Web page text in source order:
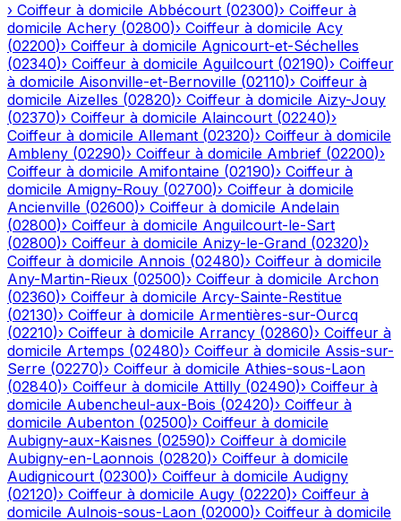
› Coiffeur à domicile Abbécourt (02300)› Coiffeur à
domicile Achery (02800)› Coiffeur à domicile Acy
(02200)› Coiffeur à domicile Agnicourt-et-Séchelles
(02340)› Coiffeur à domicile Aguilcourt (02190)› Coiffeur
à domicile Aisonville-et-Bernoville (02110)› Coiffeur à
domicile Aizelles (02820)› Coiffeur à domicile Aizy-Jouy
(02370)› Coiffeur à domicile Alaincourt (02240)›
Coiffeur à domicile Allemant (02320)› Coiffeur à domicile
Ambleny (02290)› Coiffeur à domicile Ambrief (02200)›
Coiffeur à domicile Amifontaine (02190)› Coiffeur à
domicile Amigny-Rouy (02700)› Coiffeur à domicile
Ancienville (02600)› Coiffeur à domicile Andelain
(02800)› Coiffeur à domicile Anguilcourt-le-Sart
(02800)› Coiffeur à domicile Anizy-le-Grand (02320)›
Coiffeur à domicile Annois (02480)› Coiffeur à domicile
Any-Martin-Rieux (02500)› Coiffeur à domicile Archon
(02360)› Coiffeur à domicile Arcy-Sainte-Restitue
(02130)› Coiffeur à domicile Armentières-sur-Ourcq
(02210)› Coiffeur à domicile Arrancy (02860)› Coiffeur à
domicile Artemps (02480)› Coiffeur à domicile Assis-sur-
Serre (02270)› Coiffeur à domicile Athies-sous-Laon
(02840)› Coiffeur à domicile Attilly (02490)› Coiffeur à
domicile Aubencheul-aux-Bois (02420)› Coiffeur à
domicile Aubenton (02500)› Coiffeur à domicile
Aubigny-aux-Kaisnes (02590)› Coiffeur à domicile
Aubigny-en-Laonnois (02820)› Coiffeur à domicile
Audignicourt (02300)› Coiffeur à domicile Audigny
(02120)› Coiffeur à domicile Augy (02220)› Coiffeur à
domicile Aulnois-sous-Laon (02000)› Coiffeur à domicile